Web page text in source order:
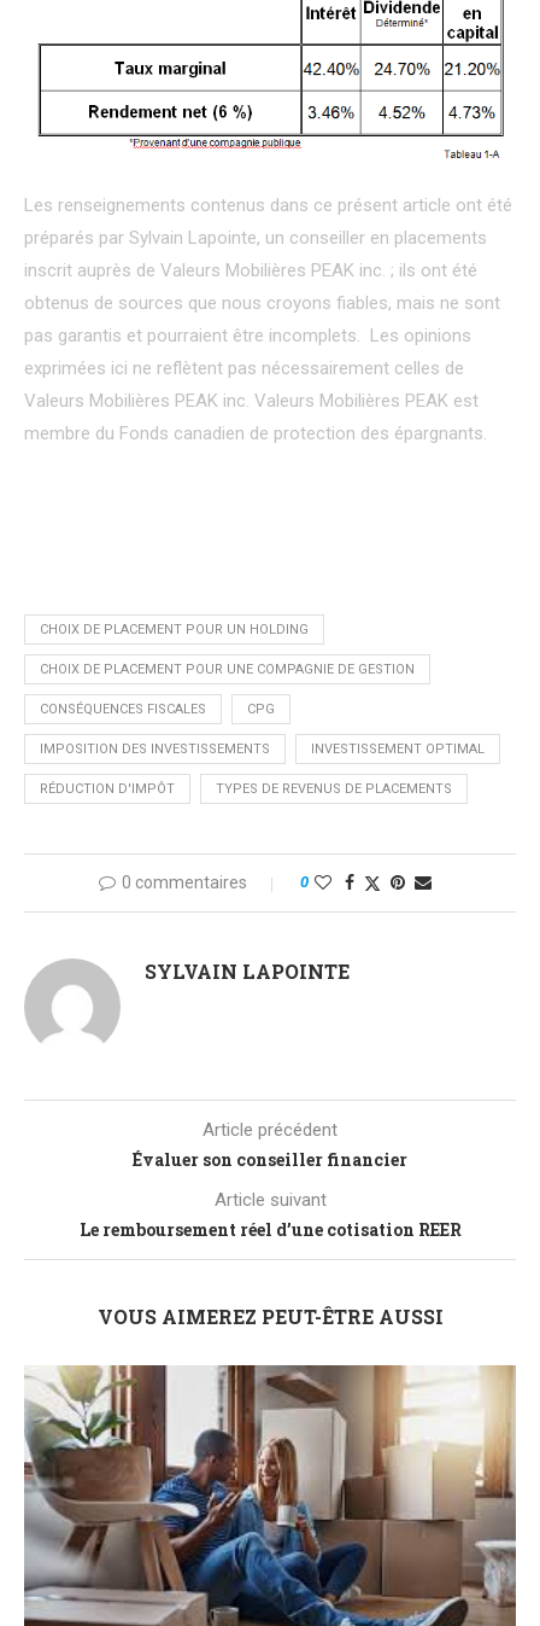
Les renseignements contenus dans ce présent article ont été
préparés par Sylvain Lapointe, un conseiller en placements
inscrit auprès de Valeurs Mobilières PEAK inc. ; ils ont été
obtenus de sources que nous croyons fiables, mais ne sont
pas garantis et pourraient être incomplets. Les opinions
exprimées ici ne reflètent pas nécessairement celles de
Valeurs Mobilières PEAK inc. Valeurs Mobilières PEAK est
membre du Fonds canadien de protection des épargnants.
CHOIX DE PLACEMENT POUR UN HOLDING
CHOIX DE PLACEMENT POUR UNE COMPAGNIE DE GESTION
CONSÉQUENCES FISCALES CPG
IMPOSITION DES INVESTISSEMENTS INVESTISSEMENT OPTIMAL
RÉDUCTION D'IMPÔT TYPES DE REVENUS DE PLACEMENTS
0 commentaires 0
SYLVAIN LAPOINTE
Article précédent
Évaluer son conseiller financier
Article suivant
Le remboursement réel d’une cotisation REER
VOUS AIMEREZ PEUT-ÊTRE AUSSI